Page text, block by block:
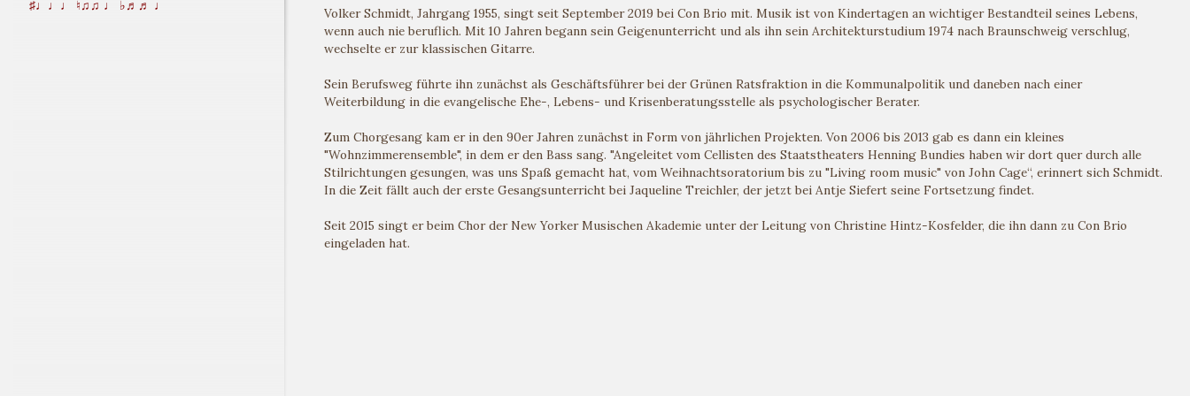
Volker Schmidt, Jahrgang 1955, singt seit September 2019 bei Con Brio mit. Musik ist von Kindertagen an wichtiger Bestandteil seines Lebens,
wenn auch nie beruflich. Mit 10 Jahren begann sein Geigenunterricht und als ihn sein Architekturstudium 1974 nach Braunschweig verschlug,
wechselte er zur klassischen Gitarre.
Sein Berufsweg führte ihn zunächst als Geschäftsführer bei der Grünen Ratsfraktion in die Kommunalpolitik und daneben nach einer
Weiterbildung in die evangelische Ehe-, Lebens- und Krisenberatungsstelle als psychologischer Berater.
Zum Chorgesang kam er in den 90er Jahren zunächst in Form von jährlichen Projekten. Von 2006 bis 2013 gab es dann ein kleines
"Wohnzimmerensemble", in dem er den Bass sang. "Angeleitet vom Cellisten des Staatstheaters Henning Bundies haben wir dort quer durch alle
Stilrichtungen gesungen, was uns Spaß gemacht hat, vom Weihnachtsoratorium bis zu "Living room music" von John Cage“, erinnert sich Schmidt.
In die Zeit fällt auch der erste Gesangsunterricht bei Jaqueline Treichler, der jetzt bei Antje Siefert seine Fortsetzung findet.
Seit 2015 singt er beim Chor der New Yorker Musischen Akademie unter der Leitung von Christine Hintz-Kosfelder, die ihn dann zu Con Brio
eingeladen hat.
♯♩♩♩ ♮♫♫ ♩ ♭♬♬ ♩